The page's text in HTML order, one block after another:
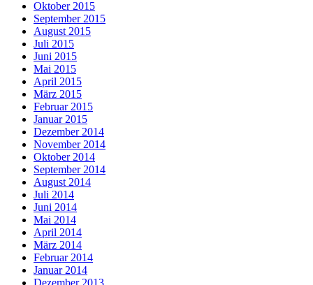
Oktober 2015
September 2015
August 2015
Juli 2015
Juni 2015
Mai 2015
April 2015
März 2015
Februar 2015
Januar 2015
Dezember 2014
November 2014
Oktober 2014
September 2014
August 2014
Juli 2014
Juni 2014
Mai 2014
April 2014
März 2014
Februar 2014
Januar 2014